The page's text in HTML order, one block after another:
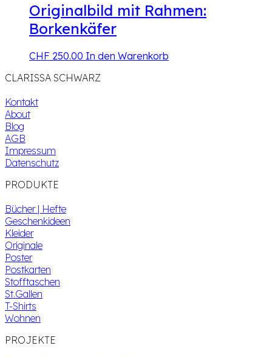
Originalbild mit Rahmen:
Borkenkäfer
CHF 250.00 In den Warenkorb
CLARISSA SCHWARZ
Kontakt
About
Blog
AGB
Impressum
Datenschutz
PRODUKTE
Bücher | Hefte
Geschenkideen
Kleider
Originale
Poster
Postkarten
Stofftaschen
St.Gallen
T-Shirts
Wohnen
PROJEKTE